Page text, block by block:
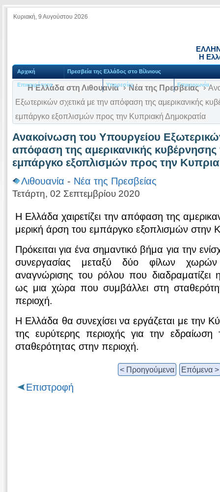
Κυριακή, 9 Αυγούστου 2026
Η
Αρχική Πρεσβεία της Ελλάδος στο Βίλνιους
Επικαιρότητα Υπηρεσίες Επικοινωνία
Η Ελλάδα στη Λιθουανία Νέα της Πρεσβείας
Εξωτερικών σχετικά με την απόφαση της αμερικανικής
εμπάργκο εξοπλισμών προς την Κυπριακή Δημοκρατία
Ανακοίνωση του Υπουργείου
απόφαση της αμερικανικής κυβέρνησης
εμπάργκο εξοπλισμών προς την
Λιθουανία - Νέα της Πρεσβείας
Τετάρτη, 02 Σεπτεμβρίου 2020
Η Ελλάδα χαιρετίζει την απόφαση της
μερική άρση του εμπάργκο εξοπλισμών στην
Πρόκειται για ένα σημαντικό βήμα για την
συνεργασίας μεταξύ δύο φίλων
αναγνώρισης του ρόλου που διαδραματίζει
ως μια χώρα που συμβάλλει στη
περιοχή.
Η Ελλάδα θα συνεχίσει να εργάζεται με την
της ευρύτερης περιοχής για την εδραίωση
σταθερότητας στην περιοχή.
< Προηγούμενα Επόμενα >
Επιστροφή